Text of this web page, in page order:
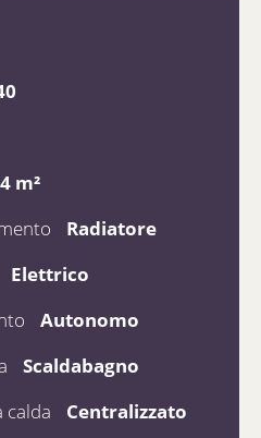
m²
Radiatore
Elettrico
Autonomo
Scaldabagno
calda
Centralizzato